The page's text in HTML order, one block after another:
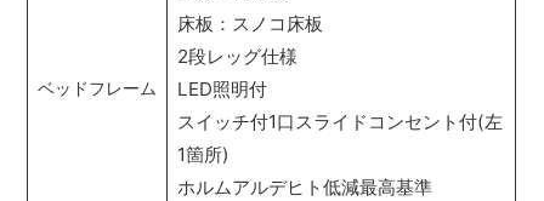
ベッドフレーム
床板：スノコ床板
2段レッグ仕様
LED照明付
スイッチ付1口スライドコンセント付(左
1箇所)
ホルムアルデヒト低減最高基準